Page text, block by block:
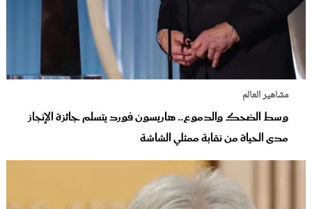
مشاهير العالم
وسط الضحك والدموع.. هاريسون فورد يتسلم جائزة الإنجاز
مدى الحياة من نقابة ممثلي الشاشة